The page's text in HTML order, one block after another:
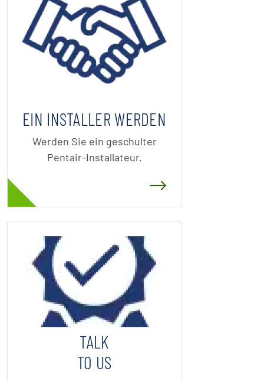
EIN INSTALLER WERDEN
Werden Sie ein geschulter
Pentair-Installateur.
TALK
TO US